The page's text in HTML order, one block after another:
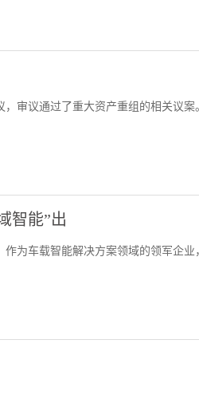
，审议通过了重大资产重组的相关议案
智能”出
作为车载智能解决方案领域的领军企业